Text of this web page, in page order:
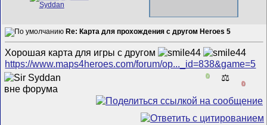
Re: Карта для прохождения с другом Heroes 5
Хорошая карта для игры с другом
https://www.maps4heroes.com/forum/op..._id=838&game=5
0 ⚖️
0